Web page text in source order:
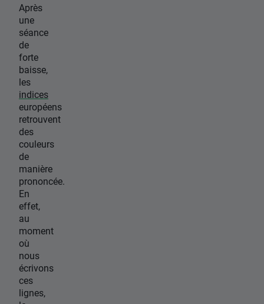
Après
une
séance
de
forte
baisse,
les
indices
européens
retrouvent
des
couleurs
de
manière
prononcée.
En
effet,
au
moment
où
nous
écrivons
ces
lignes,